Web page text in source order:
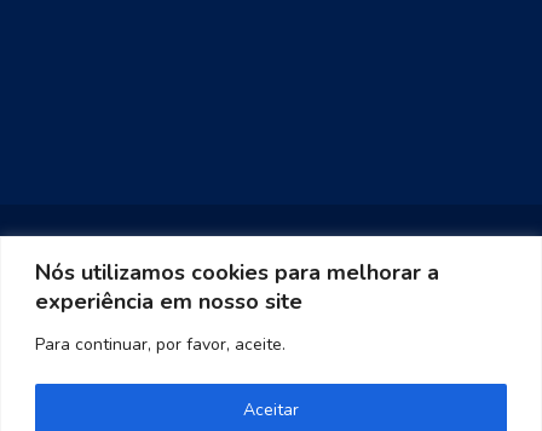
Nós utilizamos cookies para melhorar a
experiência em nosso site
Para continuar, por favor, aceite.
Aceitar